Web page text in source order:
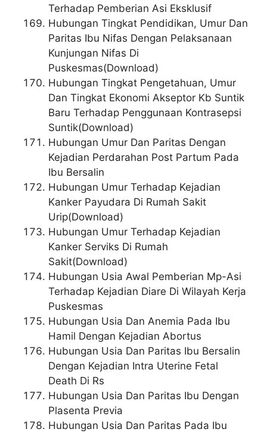
Terhadap Pemberian Asi Eksklusif
Hubungan Tingkat Pendidikan, Umur Dan
Paritas Ibu Nifas Dengan Pelaksanaan
Kunjungan Nifas Di
Puskesmas(Download)
Hubungan Tingkat Pengetahuan, Umur
Dan Tingkat Ekonomi Akseptor Kb Suntik
Baru Terhadap Penggunaan Kontrasepsi
Suntik(Download)
Hubungan Umur Dan Paritas Dengan
Kejadian Perdarahan Post Partum Pada
Ibu Bersalin
Hubungan Umur Terhadap Kejadian
Kanker Payudara Di Rumah Sakit
Urip(Download)
Hubungan Umur Terhadap Kejadian
Kanker Serviks Di Rumah
Sakit(Download)
Hubungan Usia Awal Pemberian Mp-Asi
Terhadap Kejadian Diare Di Wilayah Kerja
Puskesmas
Hubungan Usia Dan Anemia Pada Ibu
Hamil Dengan Kejadian Abortus
Hubungan Usia Dan Paritas Ibu Bersalin
Dengan Kejadian Intra Uterine Fetal
Death Di Rs
Hubungan Usia Dan Paritas Ibu Dengan
Plasenta Previa
Hubungan Usia Dan Paritas Pada Ibu